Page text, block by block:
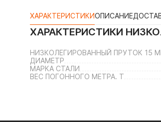
ХАРАКТЕРИСТИКИОПИСАНИЕ
ХАРАКТЕРИСТИКИ
НИЗКОЛЕГИРОВАННЫЙ ПРУТОК 15
ДИАМЕТР
МАРКА СТАЛИ
ВЕС ПОГОННОГО МЕТРА. Т